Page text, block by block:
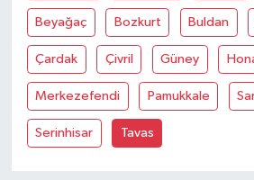
Beyağaç Bozkurt Buldan
Çardak Çivril Güney
Merkezefendi Pamukkale
Serinhisar Tavas